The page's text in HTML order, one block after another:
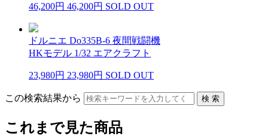
46,200円 46,200円 SOLD OUT
ドルニエ Do335B-6 夜間戦闘機
HKモデル 1/32 エアクラフト
23,980円 23,980円 SOLD OUT
この検索結果から
これまで見た商品